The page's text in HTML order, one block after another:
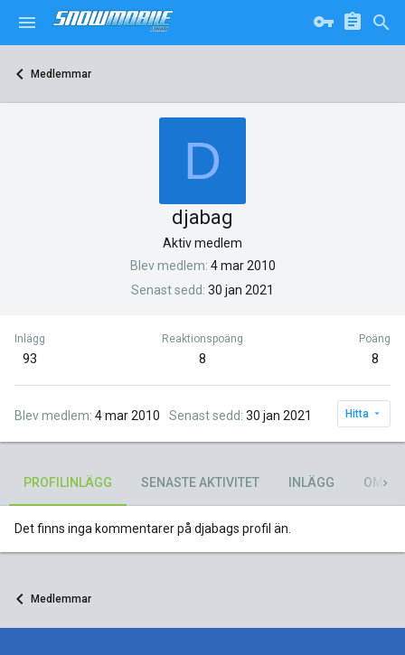
Medlemmar
D
djabag
Aktiv medlem
Blev medlem 4 mar 2010
Senast sedd 30 jan 2021
Inlägg
93
Reaktionspoäng
8
Poäng
8
Blev medlem 4 mar 2010 Senast sedd 30 jan 2021 Hitta
PROFILINLÄGG SENASTE AKTIVITET INLÄGG OM
Det finns inga kommentarer på djabags profil än.
Medlemmar